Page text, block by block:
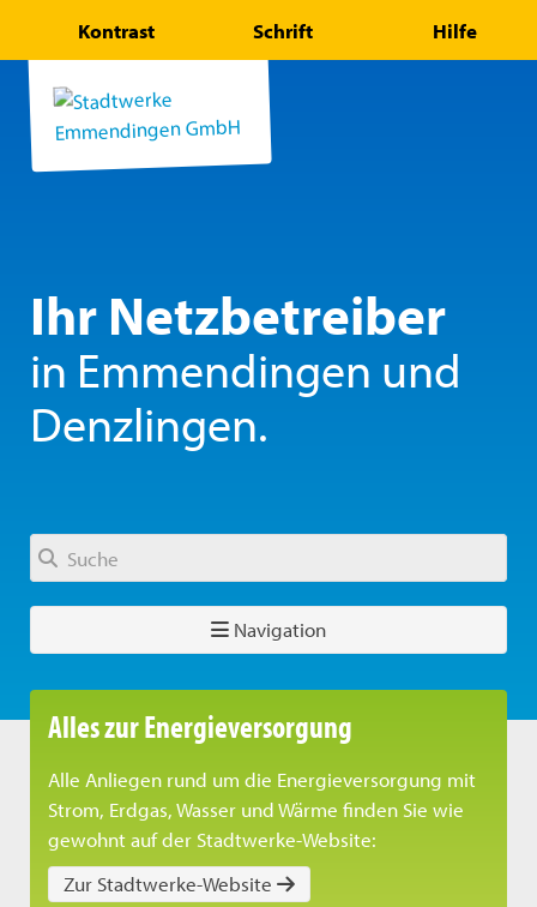
Ihr Netzbetreiber
in Emmendingen und
Denzlingen.
Kontrast Schrift Hilfe
Navigation
Alles zur Energieversorgung
Alle Anliegen rund um die Energieversorgung mit
Strom, Erdgas, Wasser und Wärme finden Sie wie
gewohnt auf der Stadtwerke-Website:
Zur Stadtwerke-Website